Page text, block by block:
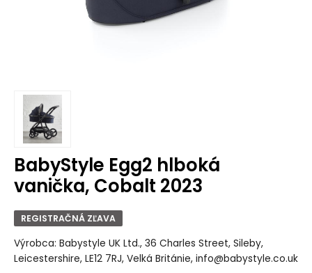
BabyStyle Egg2 hlboká
vanička, Cobalt 2023
REGISTRAČNÁ ZĽAVA
Výrobca: Babystyle UK Ltd., 36 Charles Street, Sileby,
Leicestershire, LE12 7RJ, Velká Británie, info@babystyle.co.uk